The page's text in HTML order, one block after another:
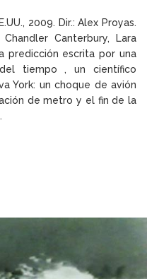
2009. Dir.: Alex Proyas.
Canterbury, Lara
predicción escrita por una
tiempo , un científico
York: un choque de avión
de metro y el fin de la